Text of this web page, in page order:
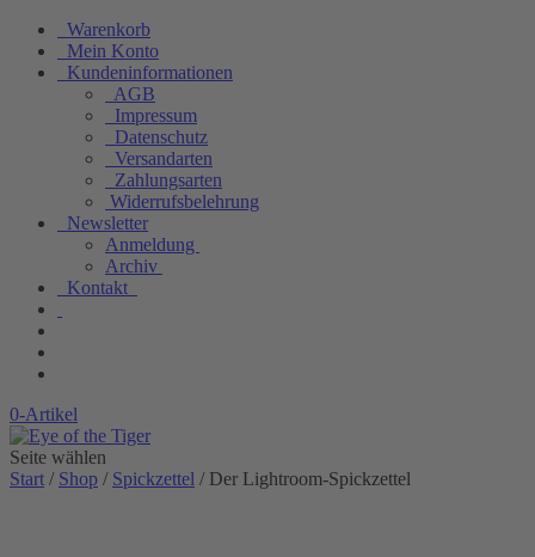
Warenkorb
Mein Konto
Kundeninformationen
AGB
Impressum
Datenschutz
Versandarten
Zahlungsarten
Widerrufsbelehrung
Newsletter
Anmeldung
Archiv
Kontakt
0-Artikel
Seite wählen
Start / Shop / Spickzettel / Der Lightroom-Spickzettel